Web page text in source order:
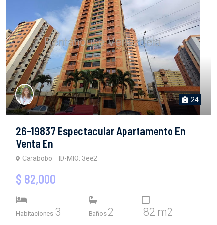
24
26-19837 Espectacular Apartamento En
Venta En
Carabobo ID-MIO: 3ee2
$ 82,000
Habitaciones 3 Baños 2 82 m2